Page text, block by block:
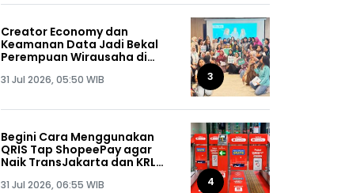
Creator Economy dan
Keamanan Data Jadi Bekal
Perempuan Wirausaha di
31 Jul 2026, 05:50 WIB 3
Begini Cara Menggunakan
QRIS Tap ShopeePay agar
Naik TransJakarta dan KRL
31 Jul 2026, 06:55 WIB 4